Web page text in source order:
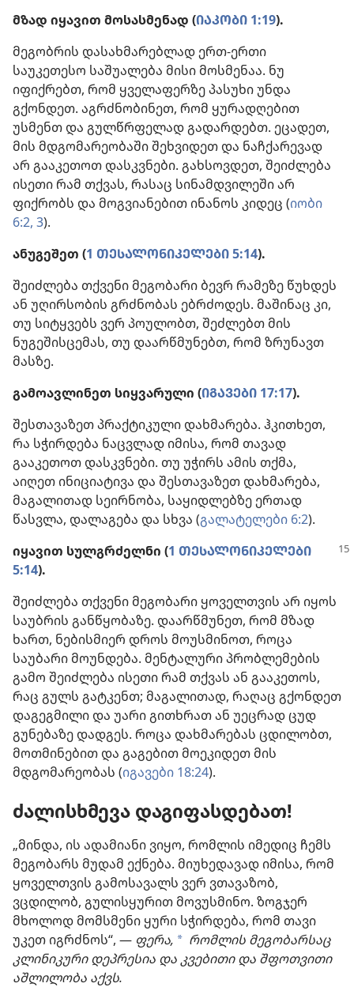
მზად იყავით მოსასმენად (ᲘᲐᲙᲝᲑᲘ 1:19).
მეგობრის დასახმარებლად ერთ-ერთი
საუკეთესო საშუალება მისი მოსმენაა. ნუ
იფიქრებთ, რომ ყველაფერზე პასუხი უნდა
გქონდეთ. აგრძნობინეთ, რომ ყურადღებით
უსმენთ და გულწრფელად გადარდებთ. ეცადეთ,
მის მდგომარეობაში შეხვიდეთ და ნაჩქარევად
არ გააკეთოთ დასკვნები. გახსოვდეთ, შეიძლება
ისეთი რამ თქვას, რასაც სინამდვილეში არ
ფიქრობს და მოგვიანებით ინანოს კიდეც (იობი
6:2, 3).
ანუგეშეთ (1 ᲗᲔᲡᲐᲚᲝᲜᲘᲙᲔᲚᲔᲑᲘ 5:14).
შეიძლება თქვენი მეგობარი ბევრ რამეზე წუხდეს
ან უღირსობის გრძნობას ებრძოდეს. მაშინაც კი,
თუ სიტყვებს ვერ პოულობთ, შეძლებთ მის
ნუგეშისცემას, თუ დაარწმუნებთ, რომ ზრუნავთ
მასზე.
გამოავლინეთ სიყვარული (ᲘᲒᲐᲕᲔᲑᲘ 17:17).
შესთავაზეთ პრაქტიკული დახმარება. ჰკითხეთ,
რა სჭირდება ნაცვლად იმისა, რომ თავად
გააკეთოთ დასკვნები. თუ უჭირს ამის თქმა,
აიღეთ ინიციატივა და შესთავაზეთ დახმარება,
მაგალითად სეირნობა, საყიდლებზე ერთად
წასვლა, დალაგება და სხვა (გალატელები 6:2).
იყავით სულგრძელნი (1 ᲗᲔᲡᲐᲚᲝᲜᲘᲙᲔᲚᲔᲑᲘ
5:14).
შეიძლება თქვენი მეგობარი ყოველთვის არ იყოს
საუბრის განწყობაზე. დაარწმუნეთ, რომ მზად
ხართ, ნებისმიერ დროს მოუსმინოთ, როცა
საუბარი მოუნდება. მენტალური პრობლემების
გამო შეიძლება ისეთი რამ თქვას ან გააკეთოს,
რაც გულს გატკენთ; მაგალითად, რაღაც გქონდეთ
დაგეგმილი და უარი გითხრათ ან უეცრად ცუდ
გუნებაზე დადგეს. როცა დახმარებას ცდილობთ,
მოთმინებით და გაგებით მოეკიდეთ მის
მდგომარეობას (იგავები 18:24).
ძალისხმევა დაგიფასდებათ!
„მინდა, ის ადამიანი ვიყო, რომლის იმედიც ჩემს
მეგობარს მუდამ ექნება. მიუხედავად იმისა, რომ
ყოველთვის გამოსავალს ვერ ვთავაზობ,
ვცდილობ, გულისყურით მოვუსმინო. ზოგჯერ
მხოლოდ მომსმენი ყური სჭირდება, რომ თავი
უკეთ იგრძნოს“, — ფერა, a რომლის მეგობარსაც
კლინიკური დეპრესია და კვებითი და შფოთვითი
აშლილობა აქვს.